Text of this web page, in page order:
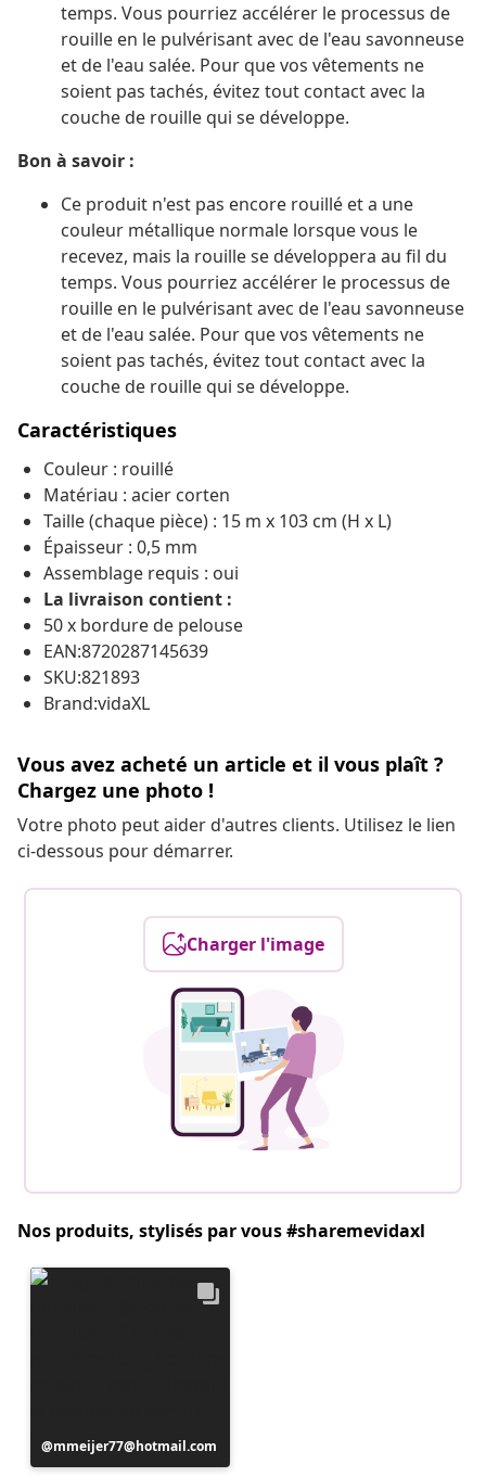
temps. Vous pourriez accélérer le processus de
rouille en le pulvérisant avec de l'eau savonneuse
et de l'eau salée. Pour que vos vêtements ne
soient pas tachés, évitez tout contact avec la
couche de rouille qui se développe.
Bon à savoir :
Ce produit n'est pas encore rouillé et a une
couleur métallique normale lorsque vous le
recevez, mais la rouille se développera au fil du
temps. Vous pourriez accélérer le processus de
rouille en le pulvérisant avec de l'eau savonneuse
et de l'eau salée. Pour que vos vêtements ne
soient pas tachés, évitez tout contact avec la
couche de rouille qui se développe.
Caractéristiques
Couleur : rouillé
Matériau : acier corten
Taille (chaque pièce) : 15 m x 103 cm (H x L)
Épaisseur : 0,5 mm
Assemblage requis : oui
La livraison contient :
50 x bordure de pelouse
EAN:8720287145639
SKU:821893
Brand:vidaXL
Vous avez acheté un article et il vous plaît ?
Chargez une photo !
Votre photo peut aider d'autres clients. Utilisez le lien
ci-dessous pour démarrer.
Charger l'image
Nos produits, stylisés par vous #sharemevidaxl
Publication
publiée
mmeijer77@hotmail.com